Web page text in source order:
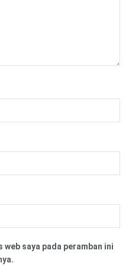
web saya pada peramban ini